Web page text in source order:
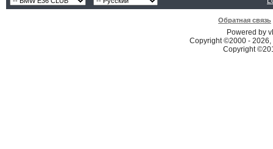
Обратная связь
Powered by
Copyright ©2000 -
Copyright